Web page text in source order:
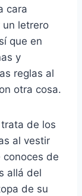
cara
un letrero
que en
y
reglas al
otra cosa.
de los
al vestir
de
allá del
de su